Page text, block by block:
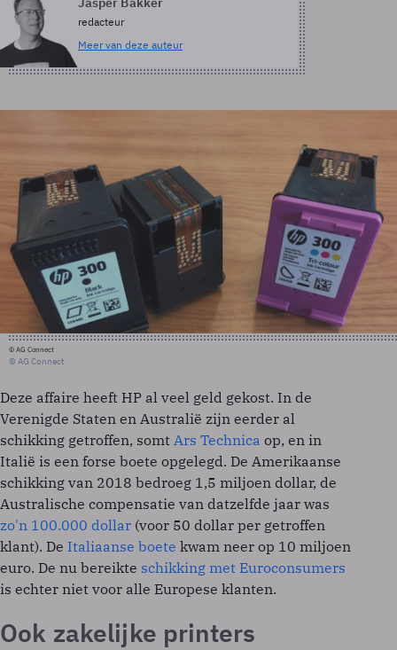
redacteur
Meer van deze auteur
© AG Connect
© AG Connect
Deze affaire heeft HP al veel geld gekost. In de
Verenigde Staten en Australië zijn eerder al
schikking getroffen, somt Ars Technica op, en in
Italië is een forse boete opgelegd. De Amerikaanse
schikking van 2018 bedroeg 1,5 miljoen dollar, de
Australische compensatie van datzelfde jaar was
zo'n 100.000 dollar (voor 50 dollar per getroffen
klant). De Italiaanse boete kwam neer op 10 miljoen
euro. De nu bereikte schikking met Euroconsumers
is echter niet voor alle Europese klanten.
Ook zakelijke printers